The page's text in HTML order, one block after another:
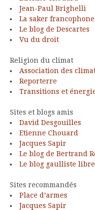
Jean-Paul Brighelli
La saker francophone
Le blog de Descartes
Vu du droit
Religion du climat
Association des
Reporterre
Transitions et
Sites et blogs amis
David Desgouilles
Etienne Chouard
Jacques Sapir
Le blog de Bertrand
Le blog gaulliste
Sites recommandés
Place d’armes
Jacques Sapir